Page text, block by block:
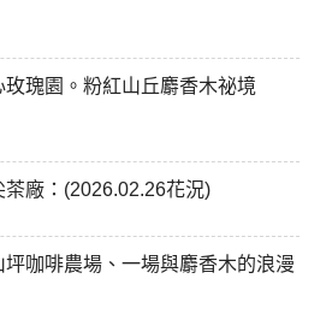
瑰園。粉紅山丘麝香木祕境
廠：(2026.02.26花況)
咖啡農場、一場與麝香木的浪漫